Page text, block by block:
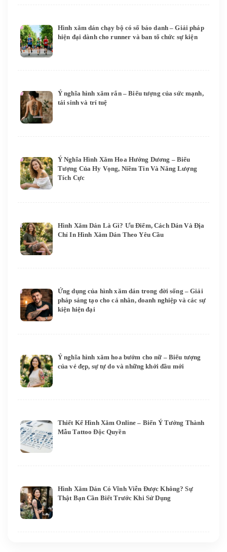
Hình xăm dán chạy bộ có số báo danh – Giải pháp
hiện đại dành cho runner và ban tổ chức sự kiện
Ý nghĩa hình xăm rắn – Biểu tượng của sức mạnh,
tái sinh và trí tuệ
Ý Nghĩa Hình Xăm Hoa Hướng Dương – Biểu
Tượng Của Hy Vọng, Niềm Tin Và Năng Lượng
Tích Cực
Hình Xăm Dán Là Gì? Ưu Điểm, Cách Dán Và Địa
Chỉ In Hình Xăm Dán Theo Yêu Cầu
Ứng dụng của hình xăm dán trong đời sống – Giải
pháp sáng tạo cho cá nhân, doanh nghiệp và các sự
kiện hiện đại
Ý nghĩa hình xăm hoa bướm cho nữ – Biểu tượng
của vẻ đẹp, sự tự do và những khởi đầu mới
Thiết Kế Hình Xăm Online – Biến Ý Tưởng Thành
Mẫu Tattoo Độc Quyền
Hình Xăm Dán Có Vĩnh Viễn Được Không? Sự
Thật Bạn Cần Biết Trước Khi Sử Dụng